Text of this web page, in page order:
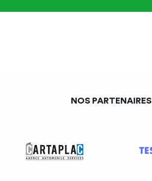
NOS PARTENAIRES